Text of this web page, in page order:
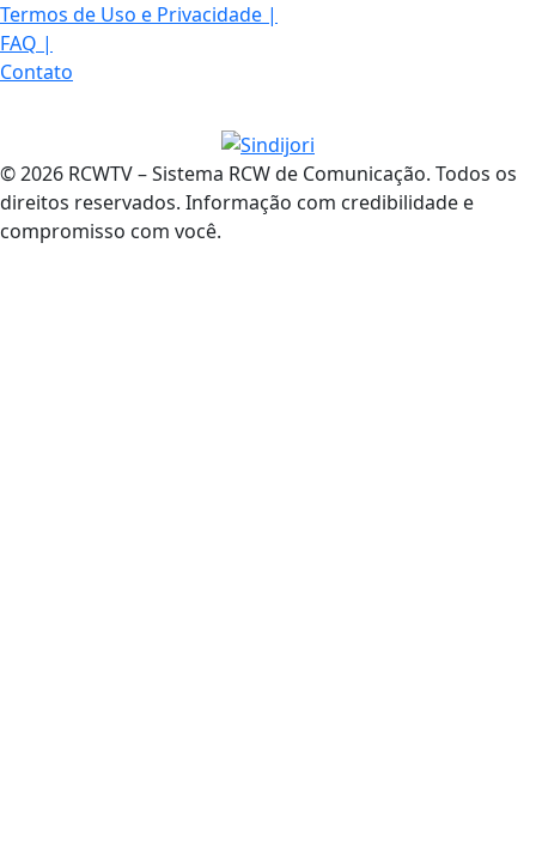
Termos de Uso e Privacidade |
FAQ |
Contato
© 2026 RCWTV – Sistema RCW de Comunicação. Todos os
direitos reservados. Informação com credibilidade e
compromisso com você.